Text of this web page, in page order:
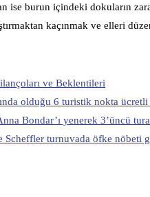
ise burun içindeki dokuların
kaçınmak ve elleri
ve Beklentileri
olduğu 6 turistik nokta
Bondar’ı yenerek 3’üncü
Scheffler turnuvada öfke nöbeti